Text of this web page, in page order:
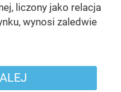
liczony jako relacja
wynosi zaledwie